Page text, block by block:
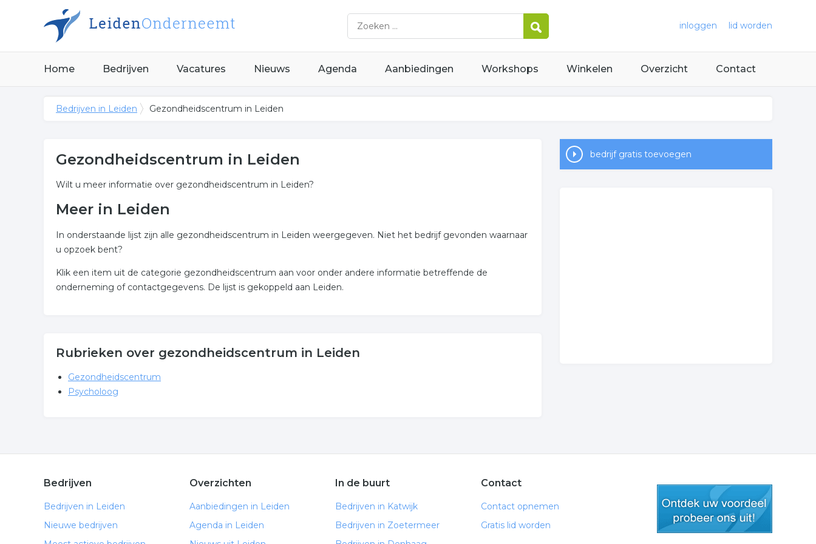
inloggen lid worden
Home Bedrijven Vacatures Nieuws Agenda Aanbiedingen Workshops Winkelen Overzicht Contact
Bedrijven in Leiden Gezondheidscentrum in Leiden
Gezondheidscentrum in Leiden
Wilt u meer informatie over gezondheidscentrum in Leiden?
Meer in Leiden
In onderstaande lijst zijn alle gezondheidscentrum in Leiden weergegeven. Niet het bedrijf gevonden waarnaar
u opzoek bent?
Klik een item uit de categorie gezondheidscentrum aan voor onder andere informatie betreffende de
onderneming of contactgegevens. De lijst is gekoppeld aan Leiden.
Rubrieken over gezondheidscentrum in Leiden
Gezondheidscentrum
Psycholoog
bedrijf gratis toevoegen
Bedrijven
Bedrijven in Leiden
Nieuwe bedrijven
Overzichten
Aanbiedingen in Leiden
Agenda in Leiden
In de buurt
Bedrijven in Katwijk
Bedrijven in Zoetermeer
Contact
Contact opnemen
Gratis lid worden